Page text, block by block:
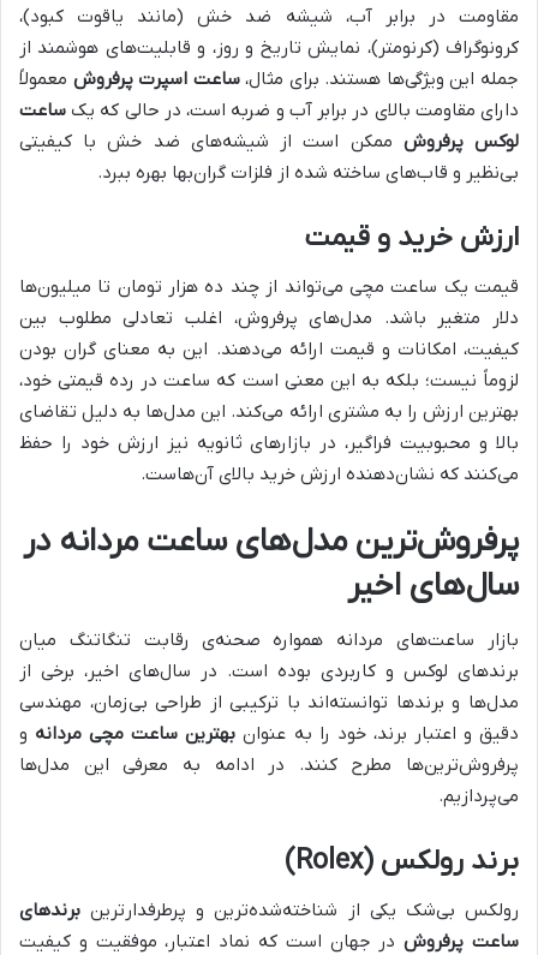
مقاومت در برابر آب، شیشه ضد خش (مانند یاقوت کبود)،
کرونوگراف (کرنومتر)، نمایش تاریخ و روز، و قابلیت‌های هوشمند از
جمله این ویژگی‌ها هستند. برای مثال،ساعت اسپرت پرفروش معمولاً
دارای مقاومت بالای در برابر آب و ضربه است، در حالی که یک ساعت
لوکس پرفروش ممکن است از شیشه‌های ضد خش با کیفیتی
بی‌نظیر و قاب‌های ساخته شده از فلزات گران‌بها بهره ببرد.
ارزش خرید و قیمت
قیمت یک ساعت مچی می‌تواند از چند ده هزار تومان تا میلیون‌ها
دلار متغیر باشد. مدل‌های پرفروش، اغلب تعادلی مطلوب بین
کیفیت، امکانات و قیمت ارائه می‌دهند. این به معنای گران بودن
لزوماً نیست؛ بلکه به این معنی است که ساعت در رده قیمتی خود،
بهترین ارزش را به مشتری ارائه می‌کند. این مدل‌ها به دلیل تقاضای
بالا و محبوبیت فراگیر، در بازارهای ثانویه نیز ارزش خود را حفظ
می‌کنند که نشان‌دهنده ارزش خرید بالای آن‌هاست.
پرفروش‌ترین مدل‌های ساعت مردانه در
سال‌های اخیر
بازار ساعت‌های مردانه همواره صحنه‌ی رقابت تنگاتنگ میان
برندهای لوکس و کاربردی بوده است. در سال‌های اخیر، برخی از
مدل‌ها و برندها توانسته‌اند با ترکیبی از طراحی بی‌زمان، مهندسی
دقیق و اعتبار برند، خود را به عنوان بهترین ساعت مچی مردانه و
پرفروش‌ترین‌ها مطرح کنند. در ادامه به معرفی این مدل‌ها
می‌پردازیم.
برند رولکس (Rolex)
رولکس بی‌شک یکی از شناخته‌شده‌ترین و پرطرفدارترین برندهای
ساعت پرفروشدر جهان است که نماد اعتبار، موفقیت و کیفیت